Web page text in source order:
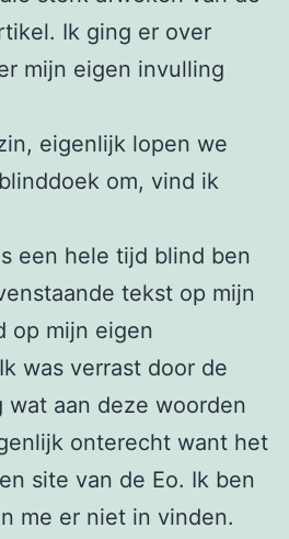
Ik ging er over
mijn eigen invulling
eigenlijk lopen we
om, vind ik
een hele tijd blind ben
tekst op mijn
op mijn eigen
was verrast door de
aan deze woorden
onterecht want het
site van de Eo. Ik ben
me er niet in vinden.